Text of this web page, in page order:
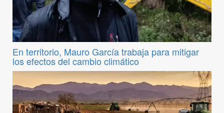
En territorio, Mauro García trabaja para mitigar
los efectos del cambio climático